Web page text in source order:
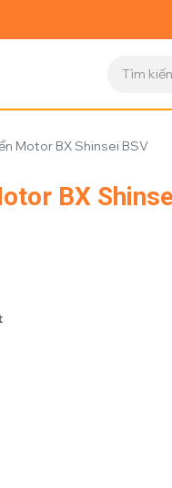
Motor BX Shinsei BSV
BX